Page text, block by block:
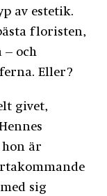
av estetik.
floristen,
– och
Eller?
givet,
är
sig